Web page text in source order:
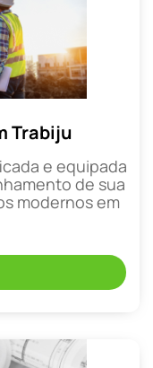
Trabiju
e equipada
de sua
modernos em